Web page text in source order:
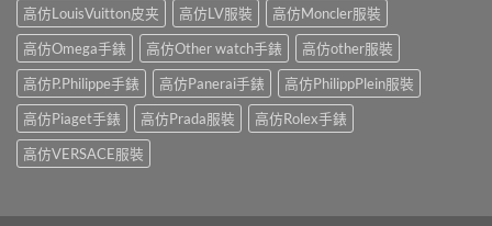
高仿LouisVuitton皮夹
高仿LV服裝
高仿Moncler服裝
高仿Omega手錶
高仿Other watch手錶
高仿other服裝
高仿P.Philippe手錶
高仿Panerai手錶
高仿PhilippPlein服裝
高仿Piaget手錶
高仿Prada服裝
高仿Rolex手錶
高仿VERSACE服裝